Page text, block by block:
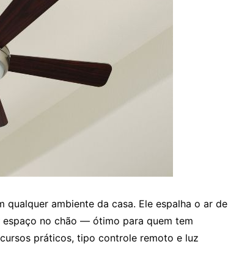
ambiente da casa. Ele espalha o ar de
no chão — ótimo para quem tem
práticos, tipo controle remoto e luz